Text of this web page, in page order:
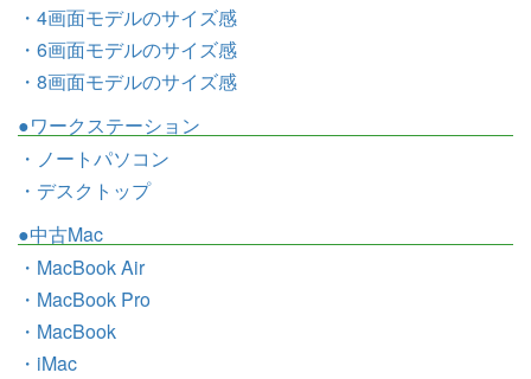
・4画面モデルのサイズ感
・6画面モデルのサイズ感
・8画面モデルのサイズ感
●ワークステーション
・ノートパソコン
・デスクトップ
●中古Mac
・MacBook Air
・MacBook Pro
・MacBook
・iMac